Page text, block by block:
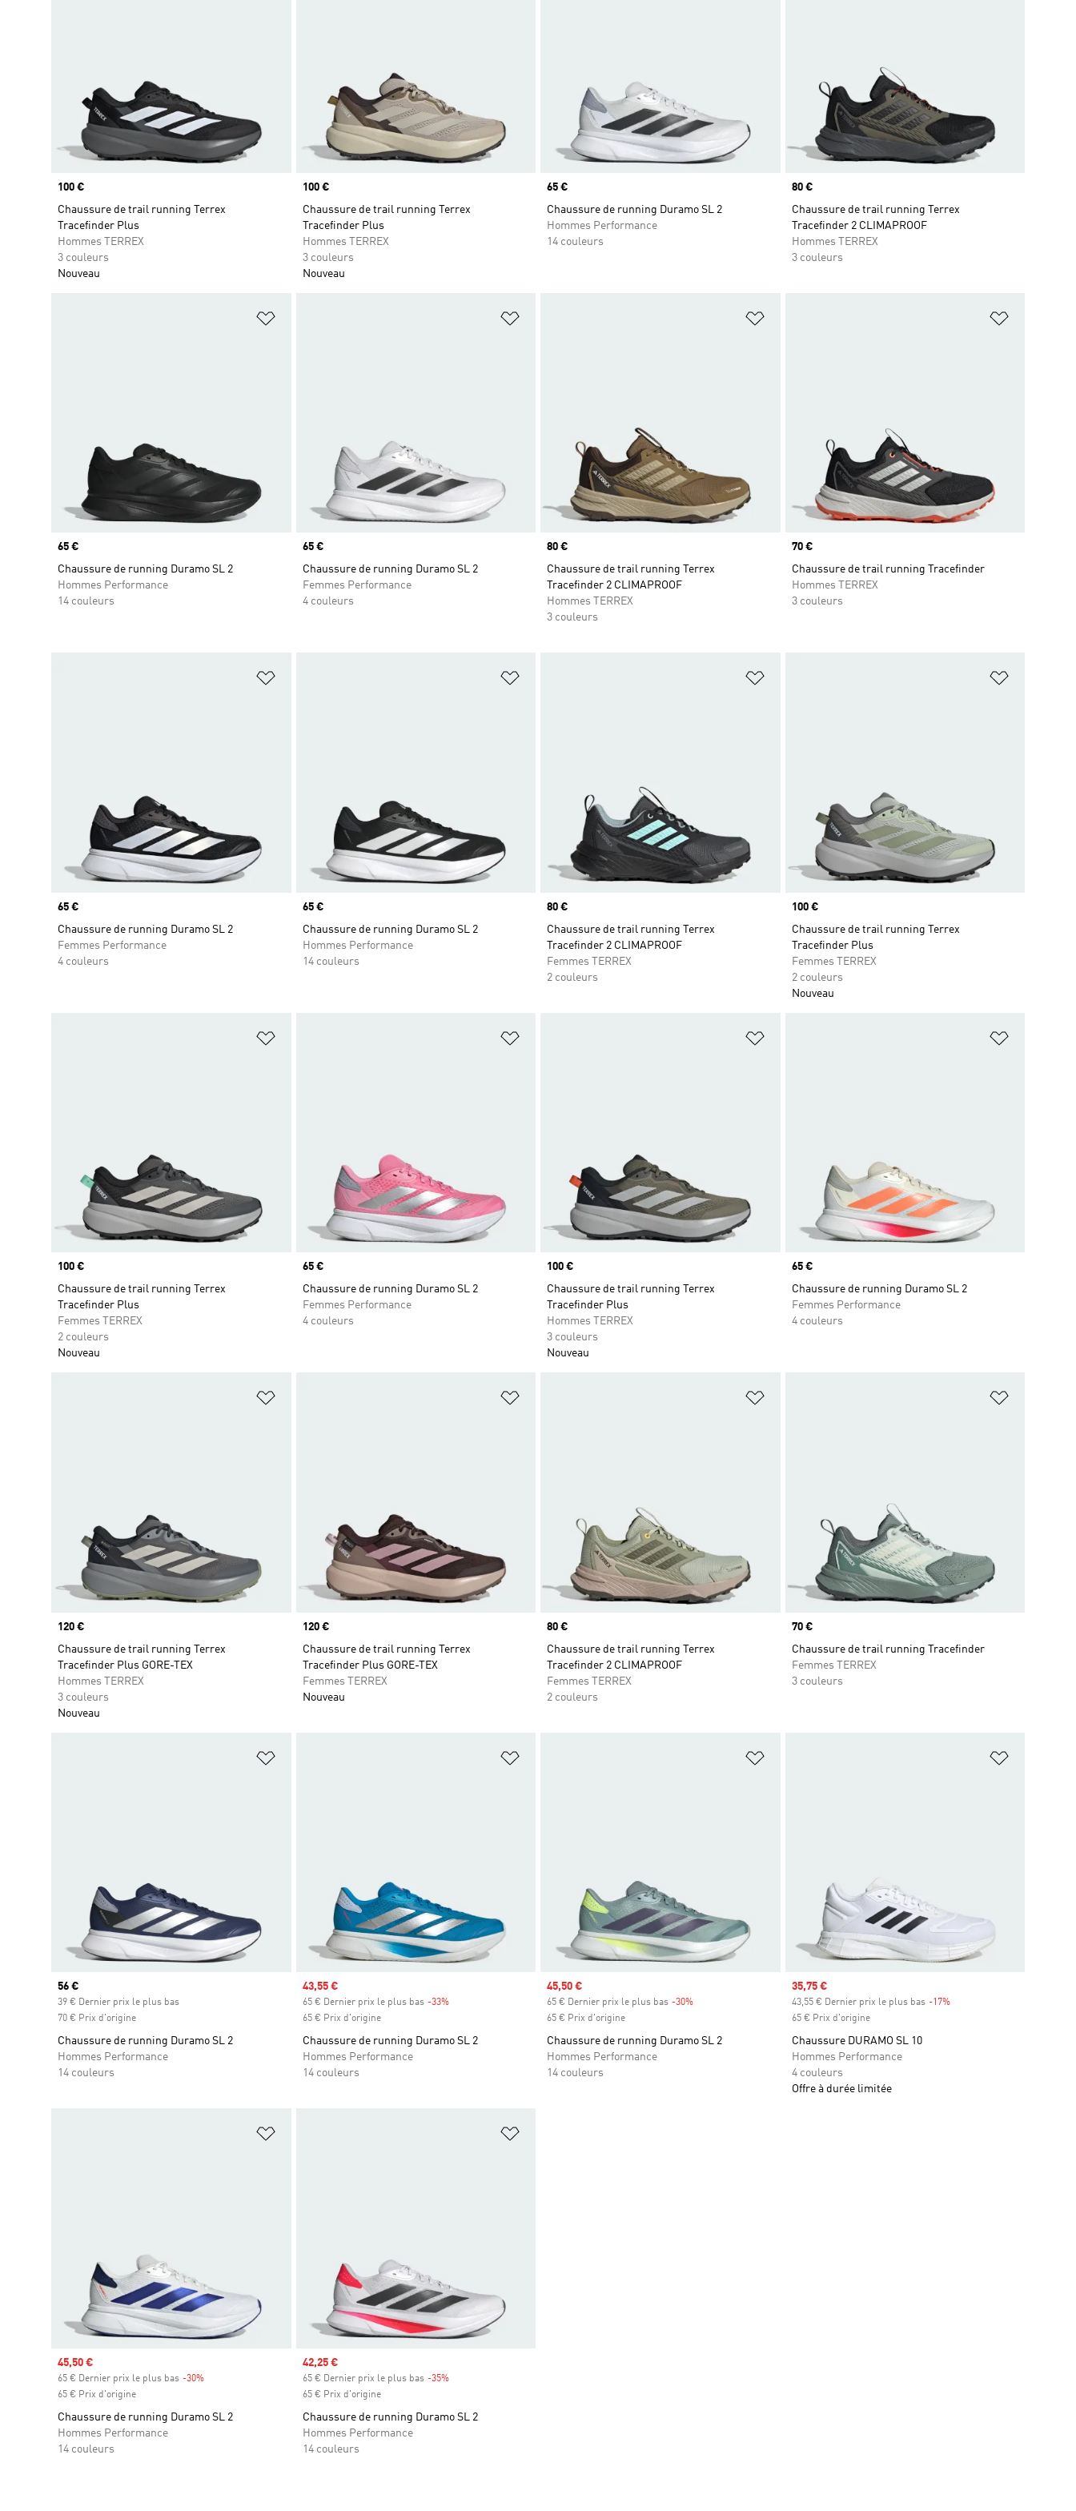
Prix
100 €
Chaussure de trail running Terrex
Tracefinder Plus
Hommes TERREX
3 couleurs
Nouveau
Prix
100 €
Chaussure de trail running Terrex
Tracefinder Plus
Hommes TERREX
3 couleurs
Nouveau
Prix
65 €
Chaussure de running Duramo SL 2
Hommes Performance
14 couleurs
Prix
80 €
Chaussure de trail running Terrex
Tracefinder 2 CLIMAPROOF
Hommes TERREX
3 couleurs
Prix
65 €
Chaussure de running Duramo SL 2
Hommes Performance
14 couleurs
Prix
65 €
Chaussure de running Duramo SL 2
Femmes Performance
4 couleurs
Prix
80 €
Chaussure de trail running Terrex
Tracefinder 2 CLIMAPROOF
Hommes TERREX
3 couleurs
Prix
70 €
Chaussure de trail running Tracefinder
Hommes TERREX
3 couleurs
Prix
65 €
Chaussure de running Duramo SL 2
Femmes Performance
4 couleurs
Prix
65 €
Chaussure de running Duramo SL 2
Hommes Performance
14 couleurs
Prix
80 €
Chaussure de trail running Terrex
Tracefinder 2 CLIMAPROOF
Femmes TERREX
2 couleurs
Prix
100 €
Chaussure de trail running Terrex
Tracefinder Plus
Femmes TERREX
2 couleurs
Nouveau
Prix
100 €
Chaussure de trail running Terrex
Tracefinder Plus
Femmes TERREX
2 couleurs
Nouveau
Prix
65 €
Chaussure de running Duramo SL 2
Femmes Performance
4 couleurs
Prix
100 €
Chaussure de trail running Terrex
Tracefinder Plus
Hommes TERREX
3 couleurs
Nouveau
Prix
65 €
Chaussure de running Duramo SL 2
Femmes Performance
4 couleurs
Prix
120 €
Chaussure de trail running Terrex
Tracefinder Plus GORE-TEX
Hommes TERREX
3 couleurs
Nouveau
Prix
120 €
Chaussure de trail running Terrex
Tracefinder Plus GORE-TEX
Femmes TERREX
Nouveau
Prix
80 €
Chaussure de trail running Terrex
Tracefinder 2 CLIMAPROOF
Femmes TERREX
2 couleurs
Prix
70 €
Chaussure de trail running Tracefinder
Femmes TERREX
3 couleurs
Prix actuel
56 €
39 € Dernier prix le plus bas
70 € Prix d'origine
Chaussure de running Duramo SL 2
Hommes Performance
14 couleurs
Prix soldé
43,55 €
65 € Dernier prix le plus bas -33%Rabais
65 € Prix d'origine
Chaussure de running Duramo SL 2
Hommes Performance
14 couleurs
Prix soldé
45,50 €
65 € Dernier prix le plus bas -30%
65 € Prix d'origine
Chaussure de running Duramo SL 2
Hommes Performance
14 couleurs
Prix soldé
35,75 €
43,55 € Dernier prix le plus bas -17%Rabais
65 € Prix d'origine
Chaussure DURAMO SL 10
Hommes Performance
4 couleurs
Offre à durée limitée
Prix soldé
45,50 €
65 € Dernier prix le plus bas -30%
65 € Prix d'origine
Chaussure de running Duramo SL 2
Hommes Performance
14 couleurs
Prix soldé
42,25 €
65 € Dernier prix le plus bas -35%Rabais
65 € Prix d'origine
Chaussure de running Duramo SL 2
Hommes Performance
14 couleurs